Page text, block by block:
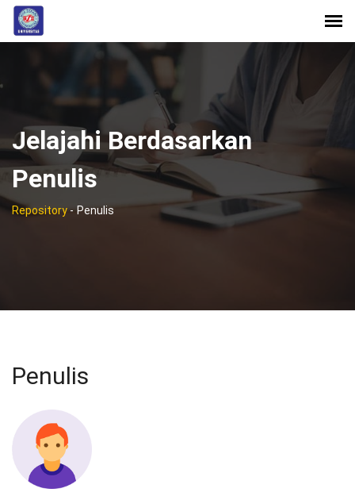
Jelajahi Berdasarkan
Penulis
Repository- Penulis
Penulis